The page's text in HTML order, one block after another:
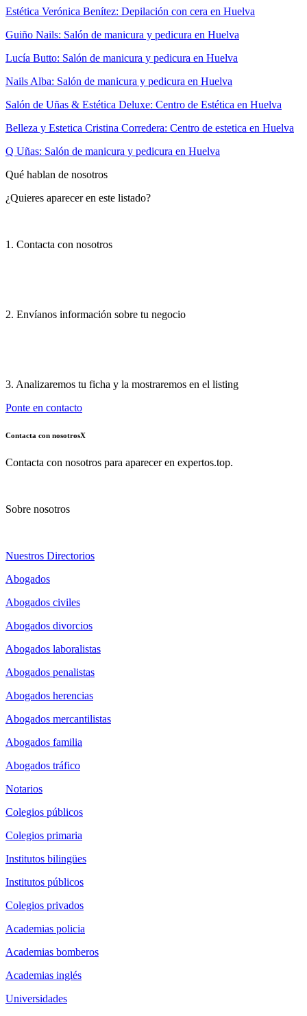
Estética Verónica Benítez: Depilación con cera en Huelva
Guiño Nails: Salón de manicura y pedicura en Huelva
Lucía Butto: Salón de manicura y pedicura en Huelva
Nails Alba: Salón de manicura y pedicura en Huelva
Salón de Uñas & Estética Deluxe: Centro de Estética en Huelva
Belleza y Estetica Cristina Corredera: Centro de estetica en Huelva
Q Uñas: Salón de manicura y pedicura en Huelva
Qué hablan de nosotros
¿Quieres aparecer en este listado?
1. Contacta con nosotros
2. Envíanos información sobre tu negocio
3. Analizaremos tu ficha y la mostraremos en el listing
Ponte en contacto
Contacta con nosotrosX
Contacta con nosotros para aparecer en expertos.top.
Sobre nosotros
Nuestros Directorios
Abogados
Abogados civiles
Abogados divorcios
Abogados laboralistas
Abogados penalistas
Abogados herencias
Abogados mercantilistas
Abogados familia
Abogados tráfico
Notarios
Colegios públicos
Colegios primaria
Institutos bilingües
Institutos públicos
Colegios privados
Academias policia
Academias bomberos
Academias inglés
Universidades